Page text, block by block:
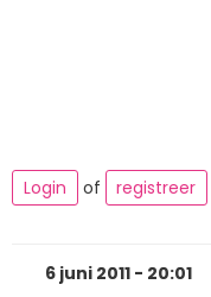
Login
of registreer
6 juni 2011 - 20:01